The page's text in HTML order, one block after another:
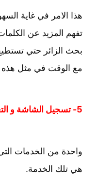
هذا الامر في غاية
تفهم المزيد عن
بحث الزائر حتي تستطيع
مع الوقت في مثل هذه
واحدة من الخدمات
هي تلك الخدمة.